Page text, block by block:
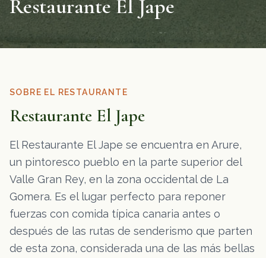
Restaurante El Jape
SOBRE EL RESTAURANTE
Restaurante El Jape
El Restaurante El Jape se encuentra en Arure,
un pintoresco pueblo en la parte superior del
Valle Gran Rey, en la zona occidental de La
Gomera. Es el lugar perfecto para reponer
fuerzas con comida típica canaria antes o
después de las rutas de senderismo que parten
de esta zona, considerada una de las más bellas